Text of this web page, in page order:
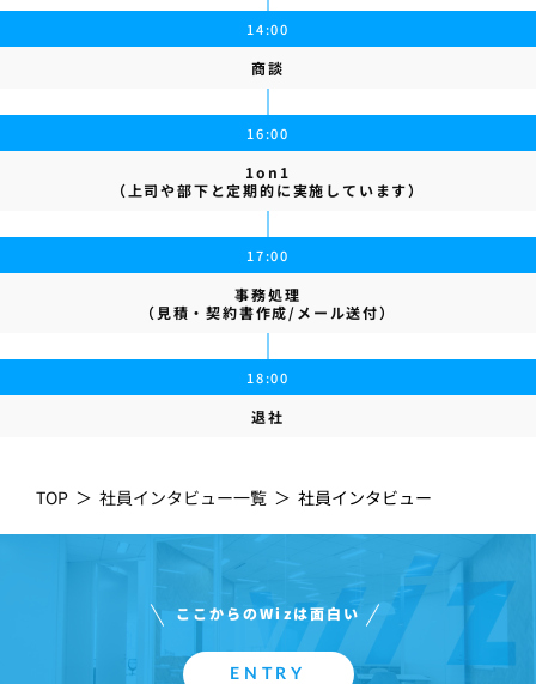
14:00
商談
16:00
1on1
（上司や部下と定期的に実施しています）
17:00
事務処理
（見積・契約書作成/メール送付）
18:00
退社
TOP ＞ 社員インタビュー一覧 ＞ 社員インタビュー
ここからのWizは面白い
ENTRY